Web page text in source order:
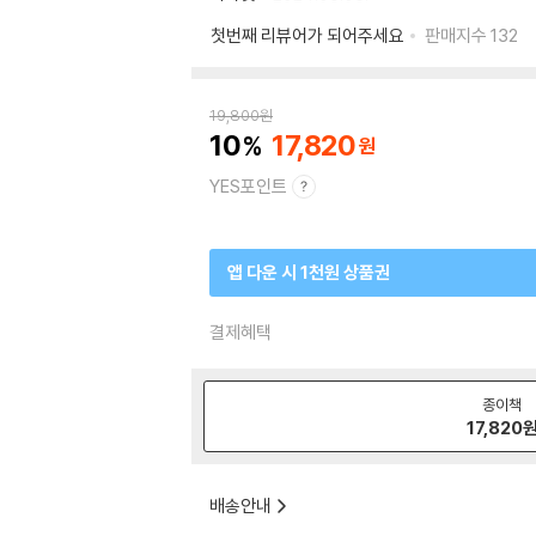
첫번째 리뷰어가 되어주세요
판매지수 132
19,800원
10 17,820
YES포인트
앱 다운 시 1천원 상품권
결제혜택
종이책
17,820원
배송안내